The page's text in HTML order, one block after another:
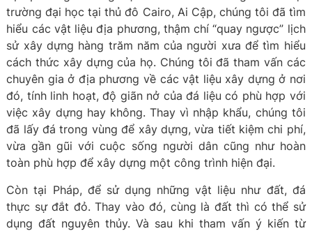
trường đại học tại thủ đô Cairo, Ai Cập, chúng tôi đã tìm
hiểu các vật liệu địa phương, thậm chí “quay ngược” lịch
sử xây dựng hàng trăm năm của người xưa để tìm hiểu
cách thức xây dựng của họ. Chúng tôi đã tham vấn các
chuyên gia ở địa phương về các vật liệu xây dựng ở nơi
đó, tính linh hoạt, độ giãn nở của đá liệu có phù hợp với
việc xây dựng hay không. Thay vì nhập khẩu, chúng tôi
đã lấy đá trong vùng để xây dựng, vừa tiết kiệm chi phí,
vừa gần gũi với cuộc sống người dân cũng như hoàn
toàn phù hợp để xây dựng một công trình hiện đại.
Còn tại Pháp, để sử dụng những vật liệu như đất, đá
thực sự đắt đỏ. Thay vào đó, cùng là đất thì có thể sử
dụng đất nguyên thủy. Và sau khi tham vấn ý kiến từ